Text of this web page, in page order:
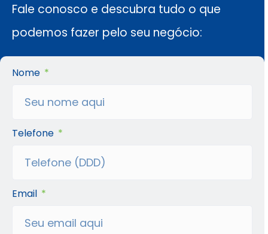
Fale conosco e descubra tudo o que
podemos fazer pelo seu negócio:
Nome
Telefone
Email